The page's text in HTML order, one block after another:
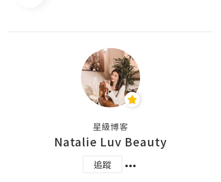
星級博客
Natalie Luv Beauty
追蹤